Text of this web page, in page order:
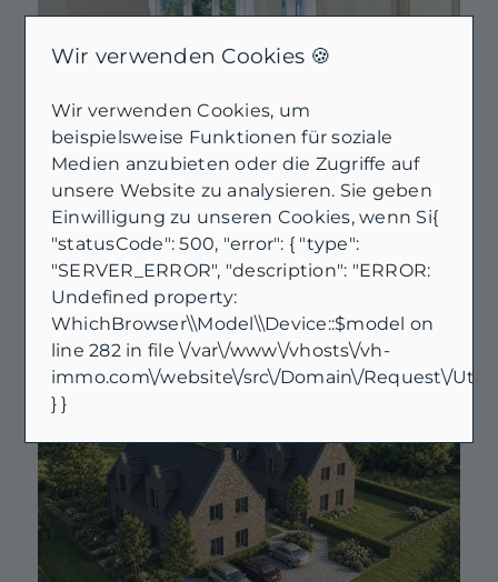
NEU
Stilvolle Obergeschosswohnung in Jugendstilvilla von 1908
Wohnung zu mieten
Wohnfläche: ca. 87,2 m²
Zimmer: 3
Kaltmiete: 1.000 €
Mehr erfahren
Wir verwenden Cookies 🍪
Wir verwenden Cookies, um
beispielsweise Funktionen für soziale
Medien anzubieten oder die Zugriffe auf
unsere Website zu analysieren. Sie geben
Einwilligung zu unseren Cookies, wenn Si{
"statusCode": 500, "error": { "type":
"SERVER_ERROR", "description": "ERROR:
Undefined property:
WhichBrowser\\Model\\Device::$model on
line 282 in file \/var\/www\/vhosts\/vh-
immo.com\/website\/src\/Domain\/Request\/
} }